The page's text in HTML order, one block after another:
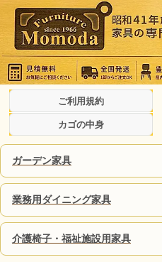
ご利用規約
カゴの中身
ガーデン家具
業務用ダイニング家具
介護椅子・福祉施設用家具